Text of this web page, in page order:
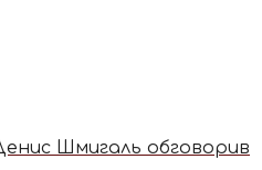
Шмигаль обговорив